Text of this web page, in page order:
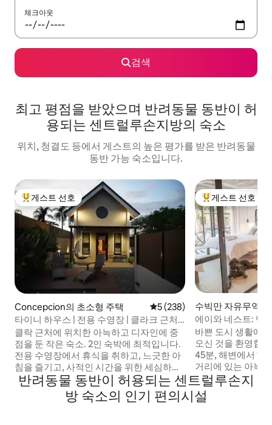
체크아웃
검색
최고 평점을 받았으며 반려동물 동반이 허
용되는 센트럴루손지방의 숙소
위치, 청결도 등에서 게스트의 높은 평가를 받은 반려동물
동반 가능 숙소입니다.
상위 게스트 선호
게스트 선호
Concepcion의 초소형 주택 평점 5점(5점 만점), 후기 238
5 (238)
타이니 하우스 | 전용 수영장 | 클라크 근처 |
킹사이즈 침대
클락 근처에 위치한 아늑하고 디자인에 중
점을 둔 작은 숙소. 2인 숙박에 최적입니다.
전용 수영장에서 휴식을 취하고, 느긋한 아
침을 즐기고, 사적인 시간을 위한 세심하게
디자인된 공간에서 휴식을 취해보세요. 침
대/침구 유형 • 킹사이즈 침대 • 소파베드 편
상위 게스트 선호
게스트 선호
수빅만 자유무역
하우스
에이와 네스트: 반
스, 조식, 욕조!
바쁜 도시 생활에
오신 것을 환영합
45분, 해변에서 15
거리에 있는 아늑
야외 욕조, 바베큐,
로 연결됩니다. 주목할 만한 기능: • 편안한
침대 •야외 욕조 •
반려동물 동반이 허용되는 센트럴루손지
방 숙소의 인기 편의시설